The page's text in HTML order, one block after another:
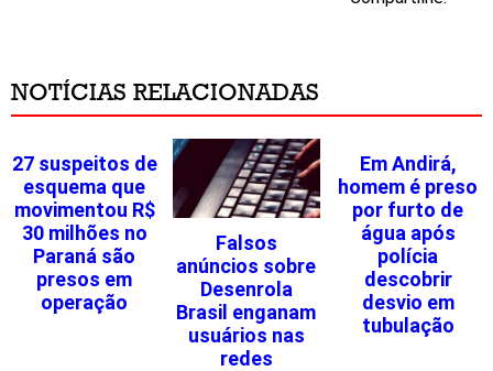
NOTÍCIAS RELACIONADAS
27 suspeitos de
esquema que
movimentou R$
30 milhões no
Paraná são
presos em
operação
Falsos
anúncios sobre
Desenrola
Brasil enganam
usuários nas
redes
Em Andirá,
homem é preso
por furto de
água após
polícia
descobrir
desvio em
tubulação